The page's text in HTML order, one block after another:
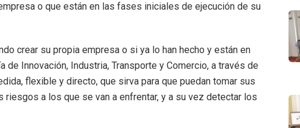
o que están en las fases iniciales de ejecución de su
crear su propia empresa o si ya lo han hecho y están en
Innovación, Industria, Transporte y Comercio, a través de
flexible y directo, que sirva para que puedan tomar sus
a los que se van a enfrentar, y a su vez detectar los